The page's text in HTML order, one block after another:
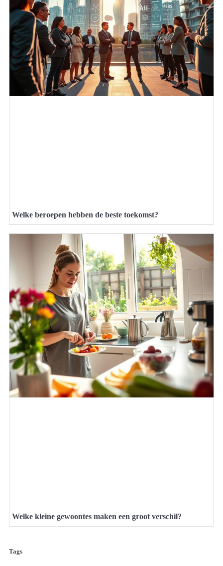
Welke beroepen hebben de beste toekomst?
Welke kleine gewoontes maken een groot verschil?
Tags